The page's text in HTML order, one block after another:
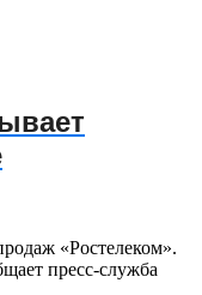
«Ростелеком».
пресс-служба